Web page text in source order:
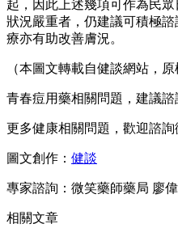
起，因此上述幾項可作為民
狀況嚴重者，仍建議可積極
療亦有助改善膚況。
（本圖文轉載自健談網站，
青春痘用藥相關問題，建議諮
更多健康相關問題，歡迎諮詢
圖文創作： 健談
專家諮詢：微笑藥師藥局 廖
相關文章